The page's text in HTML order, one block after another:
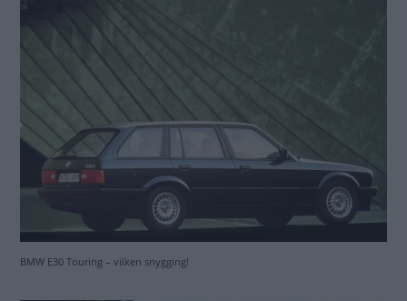
Träpaneler och färgmatchad inredning in i minsta
krympta yttermått, framhjulsdrift och blott en fyra
under huven.
Våra kombiklassiker
Calle håller stilen i Kadett Caravan, Carl vet att en R4
klarar allt, Fredrik sitter kvar i sin 945 och Claes ångrar
en såld 95:a.
Hobbyn & jag Kombi är camp!
Station Wagon Living – när bil blir livsstil.
Fixa själv Kamremsbyte
BMW E30 Touring – vilken snygging!